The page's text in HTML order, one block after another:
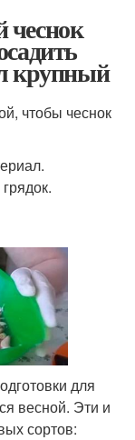
крупный
чтобы чеснок
для
весной. Эти и
сортов: